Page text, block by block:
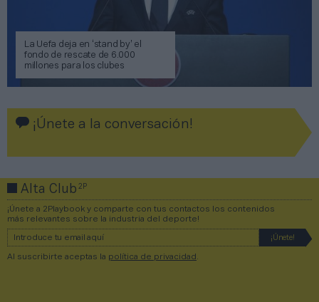
La Uefa deja en ‘stand by’ el
fondo de rescate de 6.000
millones para los clubes
¡Únete a la conversación!
Alta Club2P
¡Únete a 2Playbook y comparte con tus contactos los contenidos
más relevantes sobre la industria del deporte!
Al suscribirte aceptas la política de privacidad .